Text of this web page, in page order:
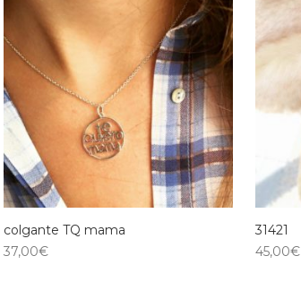
colgante TQ mama
37,00€
31421
45,00€